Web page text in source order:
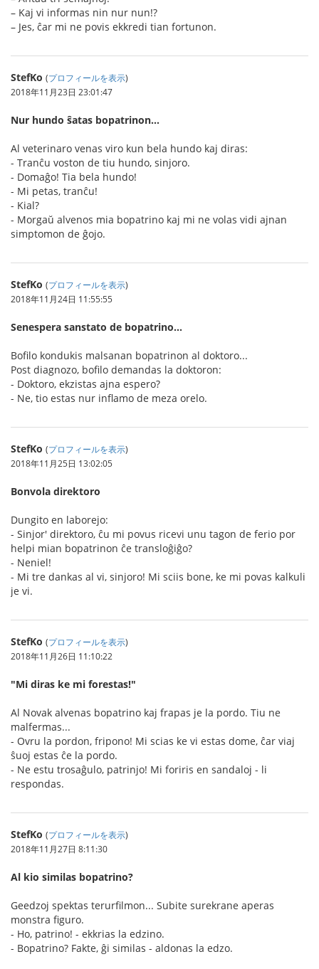
– Kaj vi informas nin nur nun!?
– Jes, ĉar mi ne povis ekkredi tian fortunon.
StefKo (プロフィールを表示)
2018年11月23日 23:01:47
Nur hundo ŝatas bopatrinon...
Al veterinaro venas viro kun bela hundo kaj diras:
- Tranĉu voston de tiu hundo, sinjoro.
- Domaĝo! Tia bela hundo!
- Mi petas, tranĉu!
- Kial?
- Morgaŭ alvenos mia bopatrino kaj mi ne volas vidi ajnan
simptomon de ĝojo.
StefKo (プロフィールを表示)
2018年11月24日 11:55:55
Senespera sanstato de bopatrino...
Bofilo kondukis malsanan bopatrinon al doktoro...
Post diagnozo, bofilo demandas la doktoron:
- Doktoro, ekzistas ajna espero?
- Ne, tio estas nur inflamo de meza orelo.
StefKo (プロフィールを表示)
2018年11月25日 13:02:05
Bonvola direktoro
Dungito en laborejo:
- Sinjor' direktoro, ĉu mi povus ricevi unu tagon de ferio por
helpi mian bopatrinon ĉe transloĝiĝo?
- Neniel!
- Mi tre dankas al vi, sinjoro! Mi sciis bone, ke mi povas kalkuli
je vi.
StefKo (プロフィールを表示)
2018年11月26日 11:10:22
"Mi diras ke mi forestas!"
Al Novak alvenas bopatrino kaj frapas je la pordo. Tiu ne
malfermas...
- Ovru la pordon, fripono! Mi scias ke vi estas dome, ĉar viaj
ŝuoj estas ĉe la pordo.
- Ne estu trosaĝulo, patrinjo! Mi foriris en sandaloj - li
respondas.
StefKo (プロフィールを表示)
2018年11月27日 8:11:30
Al kio similas bopatrino?
Geedzoj spektas terurfilmon... Subite surekrane aperas
monstra figuro.
- Ho, patrino! - ekkrias la edzino.
- Bopatrino? Fakte, ĝi similas - aldonas la edzo.